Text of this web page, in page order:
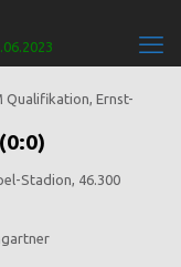
Stadion, 46.300